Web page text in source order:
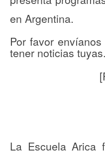
en Argentina.
Por favor
tener noticias tuyas.
La Escuela Arica